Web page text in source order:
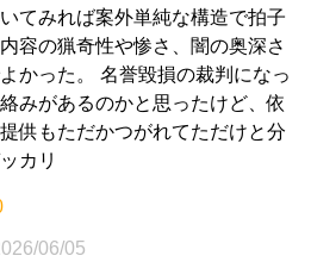
てみれば案外単純な構造で拍子
容の猟奇性や惨さ、闇の奥深さ
かった。 名誉毀損の裁判になっ
みがあるのかと思ったけど、依
供もただかつがれてただけと分
カリ
06/05